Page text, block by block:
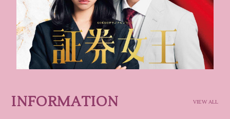
INFORMATION VIEW ALL